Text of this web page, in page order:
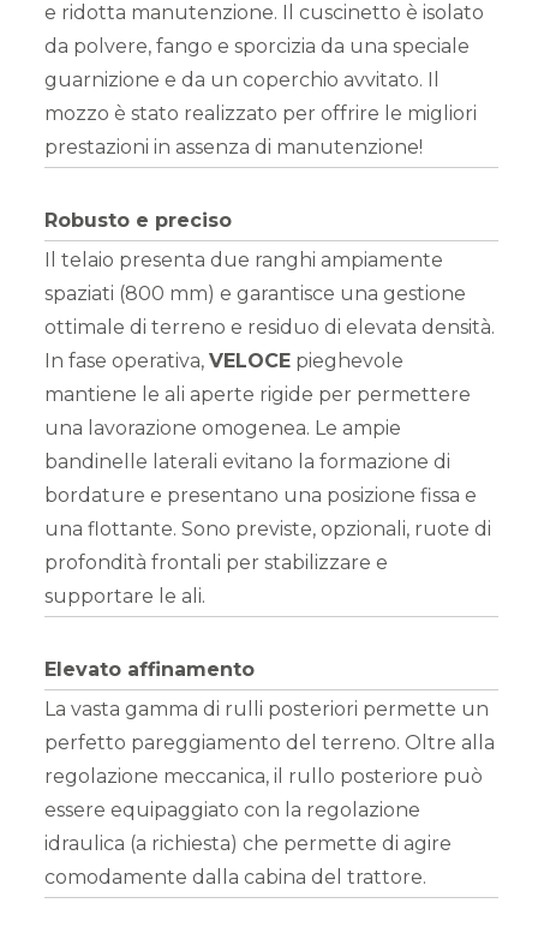
e ridotta manutenzione. Il cuscinetto è isolato
da polvere, fango e sporcizia da una speciale
guarnizione e da un coperchio avvitato. Il
mozzo è stato realizzato per offrire le migliori
prestazioni in assenza di manutenzione!
Robusto e preciso
Il telaio presenta due ranghi ampiamente
spaziati (800 mm) e garantisce una gestione
ottimale di terreno e residuo di elevata densità.
In fase operativa, VELOCE pieghevole
mantiene le ali aperte rigide per permettere
una lavorazione omogenea. Le ampie
bandinelle laterali evitano la formazione di
bordature e presentano una posizione fissa e
una flottante. Sono previste, opzionali, ruote di
profondità frontali per stabilizzare e
supportare le ali.
Elevato affinamento
La vasta gamma di rulli posteriori permette un
perfetto pareggiamento del terreno. Oltre alla
regolazione meccanica, il rullo posteriore può
essere equipaggiato con la regolazione
idraulica (a richiesta) che permette di agire
comodamente dalla cabina del trattore.